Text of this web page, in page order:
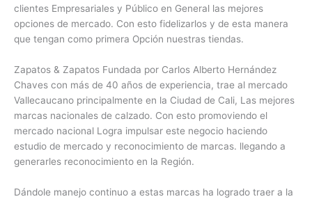
clientes Empresariales y Público en General las mejores
opciones de mercado. Con esto fidelizarlos y de esta manera
que tengan como primera Opción nuestras tiendas.
Zapatos & Zapatos Fundada por Carlos Alberto Hernández
Chaves con más de 40 años de experiencia, trae al mercado
Vallecaucano principalmente en la Ciudad de Cali, Las mejores
marcas nacionales de calzado. Con esto promoviendo el
mercado nacional Logra impulsar este negocio haciendo
estudio de mercado y reconocimiento de marcas. llegando a
generarles reconocimiento en la Región.
Dándole manejo continuo a estas marcas ha logrado traer a la